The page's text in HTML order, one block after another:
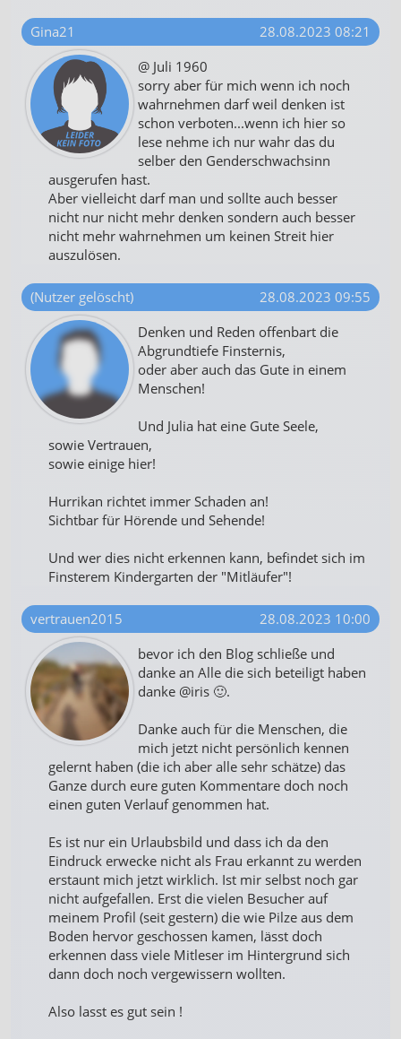
Gina21
28.08.2023 08:21
@ Juli 1960
sorry aber für mich wenn ich noch
wahrnehmen darf weil denken ist
schon verboten...wenn ich hier so
lese nehme ich nur wahr das du
selber den Genderschwachsinn
ausgerufen hast.
Aber vielleicht darf man und sollte auch besser
nicht nur nicht mehr denken sondern auch besser
nicht mehr wahrnehmen um keinen Streit hier
auszulösen.
(Nutzer gelöscht)
28.08.2023 09:55
Denken und Reden offenbart die
Abgrundtiefe Finsternis,
oder aber auch das Gute in einem
Menschen!
Und Julia hat eine Gute Seele,
sowie Vertrauen,
sowie einige hier!
Hurrikan richtet immer Schaden an!
Sichtbar für Hörende und Sehende!
Und wer dies nicht erkennen kann, befindet sich im
Finsterem Kindergarten der "Mitläufer"!
vertrauen2015
28.08.2023 10:00
bevor ich den Blog schließe und
danke an Alle die sich beteiligt haben
danke @iris 🙂.
Danke auch für die Menschen, die
mich jetzt nicht persönlich kennen
gelernt haben (die ich aber alle sehr schätze) das
Ganze durch eure guten Kommentare doch noch
einen guten Verlauf genommen hat.
Es ist nur ein Urlaubsbild und dass ich da den
Eindruck erwecke nicht als Frau erkannt zu werden
erstaunt mich jetzt wirklich. Ist mir selbst noch gar
nicht aufgefallen. Erst die vielen Besucher auf
meinem Profil (seit gestern) die wie Pilze aus dem
Boden hervor geschossen kamen, lässt doch
erkennen dass viele Mitleser im Hintergrund sich
dann doch noch vergewissern wollten.
Also lasst es gut sein !